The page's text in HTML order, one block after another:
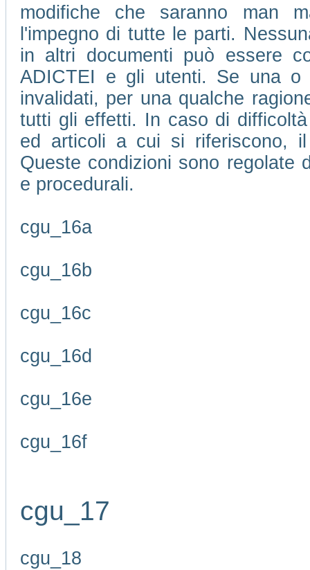
modifiche che saranno man
l'impegno di tutte le parti.
in altri documenti può essere
ADICTEI e gli utenti. Se una o
invalidati, per una qualche
tutti gli effetti. In caso di
ed articoli a cui si riferiscono,
Queste condizioni sono regolate
e procedurali.
cgu_16a
cgu_16b
cgu_16c
cgu_16d
cgu_16e
cgu_16f
cgu_17
cgu_18